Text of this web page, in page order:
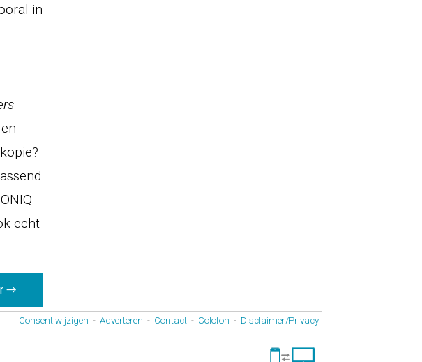
in
echt
→
Consent wijzigen - Adverteren - Contact - Colofon - Disclaimer/Privacy